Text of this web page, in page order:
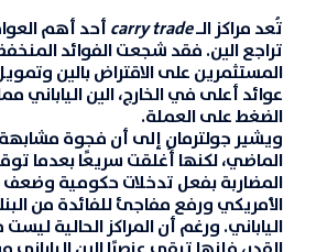
تُعد مراكز الـcarry tradeأحد أهم
تراجع الين. فقد شجعت الفوائد
المستثمرين على الاقتراض بالين
عوائد أعلى في الخارج، الين الياباني
الضغط على العملة.
ويشير جولترمان إلى أن فجوة
الماضي، لكنها أُغلقت سريعًا بعدما
المضاربة بفعل تدخلات حكومية وضعف
الأمريكي ورفع مفاجئ للفائدة من
الياباني. ورغم أن المراكز الحالية